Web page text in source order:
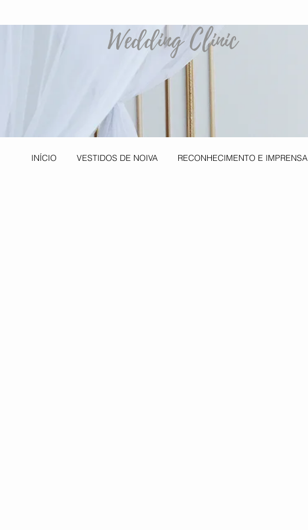
Wedding Clinic
INÍCIO VESTIDOS DE NOIVA RECONHECIMENTO E IMPRENSA